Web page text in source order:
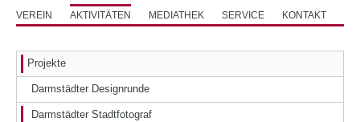
VEREIN AKTIVITÄTEN MEDIATHEK SERVICE KONTAKT
Projekte
Darmstädter Designrunde
Darmstädter Stadtfotograf